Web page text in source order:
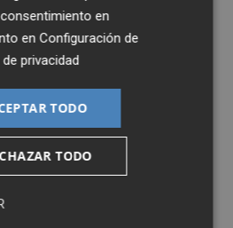
en
enConfiguración de
privacidad
TODO
TODO